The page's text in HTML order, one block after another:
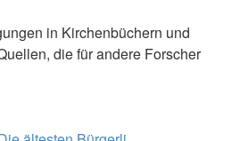
in Kirchenbüchern und
die für andere Forscher